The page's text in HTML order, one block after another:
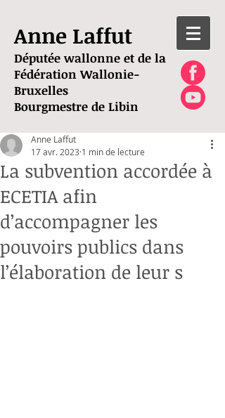
Anne Laffut
Députée wallonne et de la
Fédération Wallonie-
Bruxelles
Bourgmestre de Libin
La subvention accordée à
ECETIA afin
d’accompagner les
pouvoirs publics dans
l’élaboration de leur s
Anne Laffut
17 avr. 2023 1 min de lecture